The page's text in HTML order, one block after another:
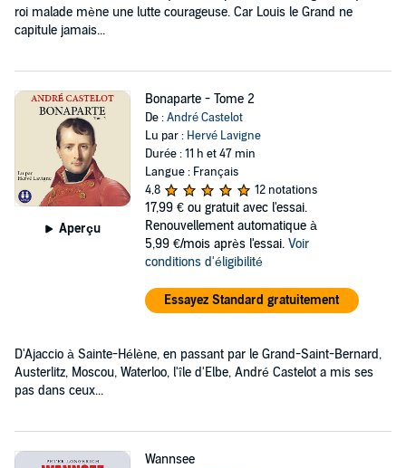
roi malade mène une lutte courageuse. Car Louis le Grand ne
capitule jamais...
Aperçu
Bonaparte - Tome 2
De :André Castelot
Lu par : Hervé Lavigne
Durée : 11 h et 47 min
Langue : Français
4,8
12 notations
17,99 € ou gratuit avec l'essai.
Renouvellement automatique à
5,99 €/mois après l'essai. Voir
conditions d'éligibilité
Essayez Standard gratuitement
D'Ajaccio à Sainte-Hélène, en passant par le Grand-Saint-Bernard,
Austerlitz, Moscou, Waterloo, l'île d'Elbe, André Castelot a mis ses
pas dans ceux...
Wannsee